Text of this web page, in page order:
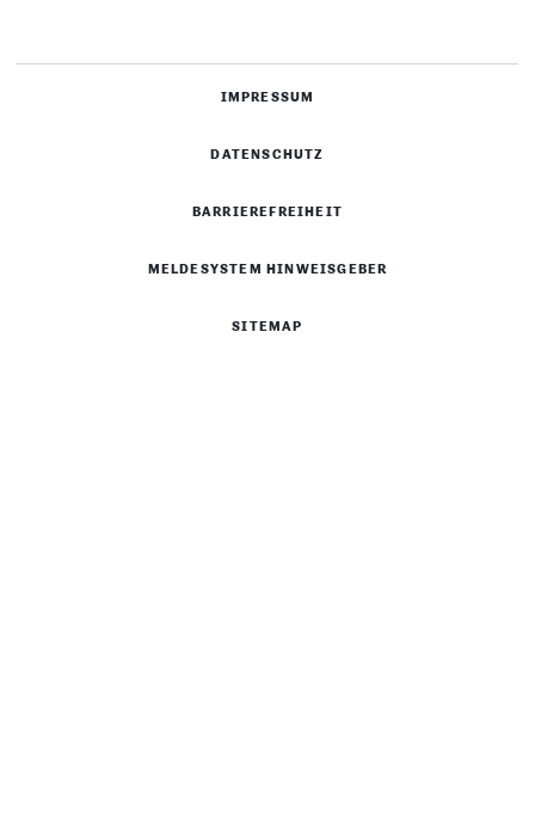
IMPRESSUM
DATENSCHUTZ
BARRIEREFREIHEIT
MELDESYSTEM HINWEISGEBER
SITEMAP